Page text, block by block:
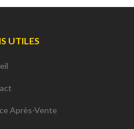
UTILES
Après-Vente